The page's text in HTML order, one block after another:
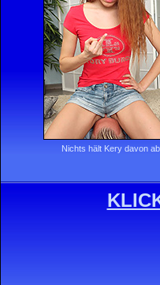
Nichts hält Kery davon ab